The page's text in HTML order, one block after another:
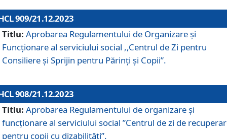
909/21.12.2023
Titlu: Aprobarea Regulamentului de Organizare și
Funcționare al serviciului social ,,Centrul de Zi pentru
Consiliere şi Sprijin pentru Părinţi şi Copii”.
908/21.12.2023
Titlu: Aprobarea Regulamentului de organizare şi
funcţionare al serviciului social ”Centrul de zi de
pentru copii cu dizabilități”.